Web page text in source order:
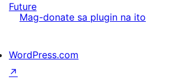
Mag-donate sa plugin na ito
Future
WordPress.com
↗